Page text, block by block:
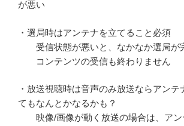
が悪い
・選局時はアンテナを立てること必須
受信状態が悪いと、なかなか選局が
コンテンツの受信も終わりません
・放送視聴時は音声のみ放送ならアンテ
てもなんとかなるかも？
映像/画像が動く放送の場合は、アン